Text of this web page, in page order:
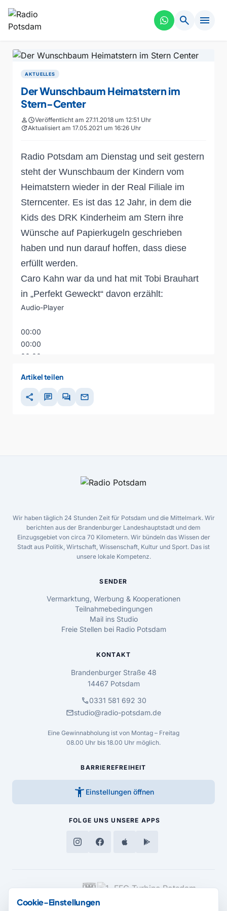
search menu
AKTUELLES
Der Wunschbaum Heimatstern im
Stern-Center
personscheduleVeröffentlicht am 27.11.2018 um 12:51 Uhr
updateAktualisiert am 17.05.2021 um 16:26 Uhr
Radio Potsdam am Dienstag und seit gestern
steht der Wunschbaum der Kindern vom
Heimatstern wieder in der Real Filiale im
Sterncenter. Es ist das 12 Jahr, in dem die
Kids des DRK Kinderheim am Stern ihre
Wünsche auf Papierkugeln geschrieben
haben und nun darauf hoffen, dass diese
erfüllt werden.
Caro Kahn war da und hat mit Tobi Brauhart
in „Perfekt Geweckt“ davon erzählt:
Audio-Player
00:00
00:00
00:00
Artikel teilen
share chat forum mail
Wir haben täglich 24 Stunden Zeit für Potsdam und die Mittelmark. Wir
berichten aus der Brandenburger Landeshauptstadt und dem
Einzugsgebiet von circa 70 Kilometern. Wir bündeln das Wissen der
Stadt aus Politik, Wirtschaft, Wissenschaft, Kultur und Sport. Das ist
unsere lokale Kompetenz.
SENDER
Vermarktung, Werbung & Kooperationen
Teilnahmebedingungen
Mail ins Studio
Freie Stellen bei Radio Potsdam
KONTAKT
Brandenburger Straße 48
14467 Potsdam
call0331 581 692 30
mailstudio@radio-potsdam.de
Eine Gewinnabholung ist von Montag – Freitag
08.00 Uhr bis 18.00 Uhr möglich.
BARRIEREFREIHEIT
accessibility_new Einstellungen öffnen
FOLGE UNS UNSERE APPS
MEDIENPARTNER
Cookie-Einstellungen